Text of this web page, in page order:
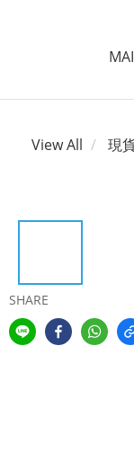
View All 現
SHARE